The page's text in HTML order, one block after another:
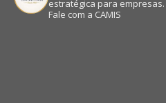
estratégica para empresas.
Fale com a CAMIS